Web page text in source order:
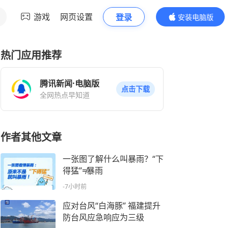
游戏 网页设置 登录
安装电脑版
内容更精彩
热门应用推荐
腾讯新闻·电脑版
全网热点早知道
点击下载
作者其他文章
一张图了解什么叫暴雨？“下
得猛”≠暴雨
-7小时前
应对台风“白海豚” 福建提升
防台风应急响应为三级